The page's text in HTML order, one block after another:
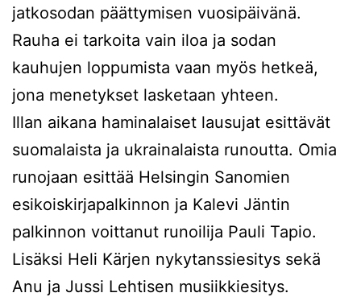
jatkosodan päättymisen vuosipäivänä.
Rauha ei tarkoita vain iloa ja sodan
kauhujen loppumista vaan myös hetkeä,
jona menetykset lasketaan yhteen.
Illan aikana haminalaiset lausujat esittävät
suomalaista ja ukrainalaista runoutta. Omia
runojaan esittää Helsingin Sanomien
esikoiskirjapalkinnon ja Kalevi Jäntin
palkinnon voittanut runoilija Pauli Tapio.
Lisäksi Heli Kärjen nykytanssiesitys sekä
Anu ja Jussi Lehtisen musiikkiesitys.